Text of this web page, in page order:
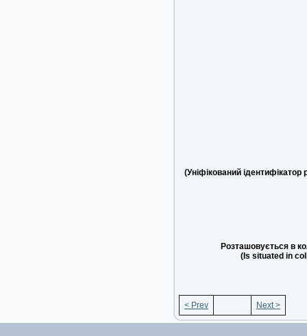
(Уніфікований ідентифікатор
Розташовується в
(Is situated in
< Prev Next >